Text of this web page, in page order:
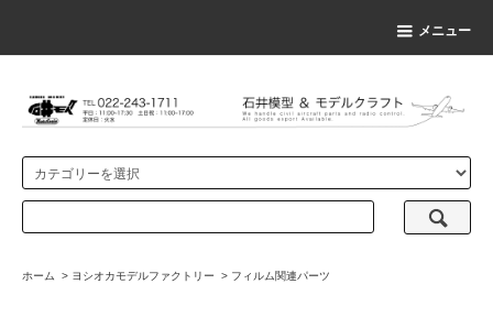
メニュー
ホーム > ヨシオカモデルファクトリー > フィルム関連パーツ